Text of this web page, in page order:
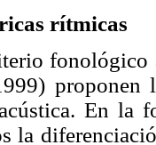
rítmicas
proponen
En la
la